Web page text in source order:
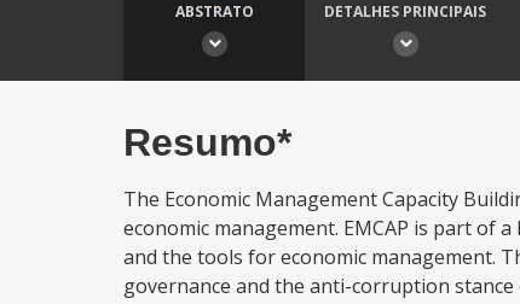
ABSTRATO DETALHES PRINCIPAIS
Resumo*
The Economic Management Capacity
economic management. EMCAP is part of
and the tools for economic management.
governance and the anti-corruption